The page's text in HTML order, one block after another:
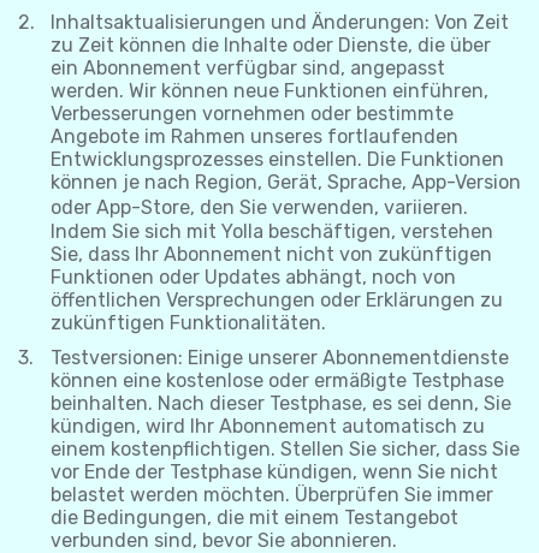
Inhaltsaktualisierungen und Änderungen: Von Zeit
zu Zeit können die Inhalte oder Dienste, die über
ein Abonnement verfügbar sind, angepasst
werden. Wir können neue Funktionen einführen,
Verbesserungen vornehmen oder bestimmte
Angebote im Rahmen unseres fortlaufenden
Entwicklungsprozesses einstellen. Die Funktionen
können je nach Region, Gerät, Sprache, App-Version
oder App-Store, den Sie verwenden, variieren.
Indem Sie sich mit Yolla beschäftigen, verstehen
Sie, dass Ihr Abonnement nicht von zukünftigen
Funktionen oder Updates abhängt, noch von
öffentlichen Versprechungen oder Erklärungen zu
zukünftigen Funktionalitäten.
Testversionen: Einige unserer Abonnementdienste
können eine kostenlose oder ermäßigte Testphase
beinhalten. Nach dieser Testphase, es sei denn, Sie
kündigen, wird Ihr Abonnement automatisch zu
einem kostenpflichtigen. Stellen Sie sicher, dass Sie
vor Ende der Testphase kündigen, wenn Sie nicht
belastet werden möchten. Überprüfen Sie immer
die Bedingungen, die mit einem Testangebot
verbunden sind, bevor Sie abonnieren.